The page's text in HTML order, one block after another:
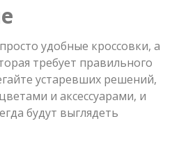
удобные кроссовки, а
требует правильного
устаревших решений,
и аксессуарами, и
будут выглядеть